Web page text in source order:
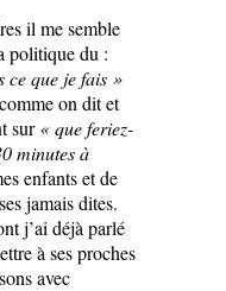
il me semble
politique du :
ce que je fais »
on dit et
sur« que feriez-
minutes à
enfants et de
jamais dites.
j’ai déjà parlé
à ses proches
avec